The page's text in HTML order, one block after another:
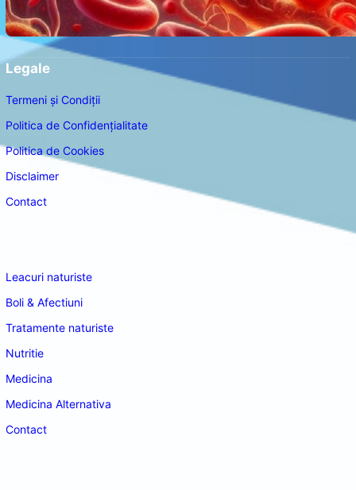
Legale
Termeni și Condiții
Politica de Confidențialitate
Politica de Cookies
Disclaimer
Contact
Leacuri naturiste
Boli & Afectiuni
Tratamente naturiste
Nutritie
Medicina
Medicina Alternativa
Contact